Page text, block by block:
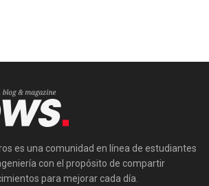
es una comunidad en línea de estudiantes
con el propósito de compartir
para mejorar cada día.